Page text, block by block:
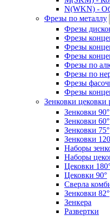
N(WKN) -
Фрезы по металлу
Фрезы
Фрезы
Фрезы
Фрезы
Фрезы по
Фрезы по
Фрезы
Фрезы
Зенковки цековки
Зенковки 90°
Зенковки 60°
Зенковки 75°
Зенковки
Наборы
Наборы
Цековки
Цековки 90°
Сверла
Зенковки 82°
Зенкера
Развертки